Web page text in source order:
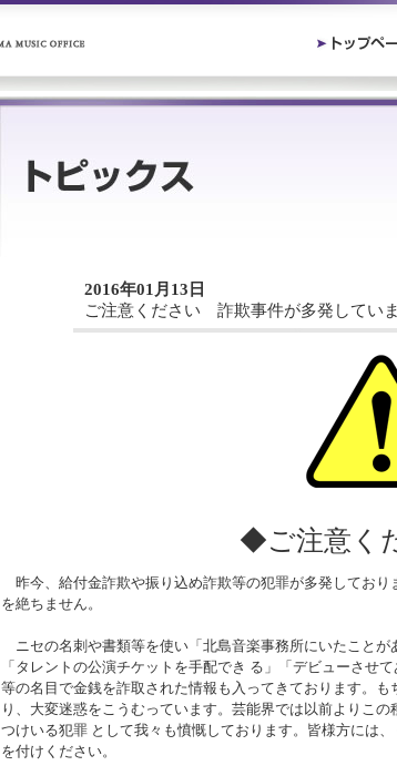
2016年01月13日
ご注意ください 詐欺事件が多発していま
◆ご注意く
昨今、給付金詐欺や振り込め詐欺等の犯罪が多発してお
を絶ちません。
ニセの名刺や書類等を使い「北島音楽事務所にいたことが
「タレントの公演チケットを手配でき る」「デビューさせ
等の名目で金銭を詐取された情報も入ってきております。
り、大変迷惑をこうむっています。芸能界では以前よりこ
つけいる犯罪 として我々も憤慨しております。皆様方には
を付けください。